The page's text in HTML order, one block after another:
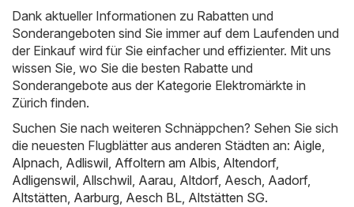
Dank aktueller Informationen zu Rabatten und
Sonderangeboten sind Sie immer auf dem Laufenden und
der Einkauf wird für Sie einfacher und effizienter. Mit uns
wissen Sie, wo Sie die besten Rabatte und
Sonderangebote aus der Kategorie Elektromärkte in
Zürich finden.
Suchen Sie nach weiteren Schnäppchen? Sehen Sie sich
die neuesten Flugblätter aus anderen Städten an: Aigle,
Alpnach, Adliswil, Affoltern am Albis, Altendorf,
Adligenswil, Allschwil, Aarau, Altdorf, Aesch, Aadorf,
Altstätten, Aarburg, Aesch BL, Altstätten SG.